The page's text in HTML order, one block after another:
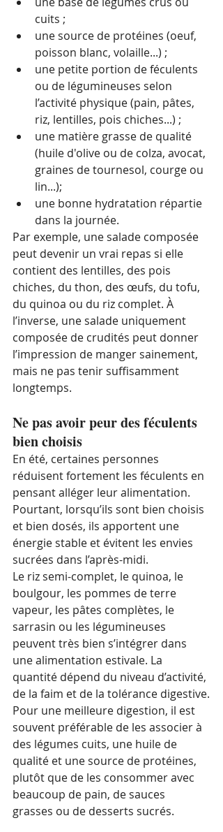
cuits ;
une source de protéines (oeuf,
poisson blanc, volaille...) ;
une petite portion de féculents
ou de légumineuses selon
l’activité physique (pain, pâtes,
riz, lentilles, pois chiches...) ;
une matière grasse de qualité
(huile d'olive ou de colza, avocat,
graines de tournesol, courge ou
lin...);
une bonne hydratation répartie
dans la journée.
Par exemple, une salade composée
peut devenir un vrai repas si elle
contient des lentilles, des pois
chiches, du thon, des œufs, du tofu,
du quinoa ou du riz complet. À
l’inverse, une salade uniquement
composée de crudités peut donner
l’impression de manger sainement,
mais ne pas tenir suffisamment
longtemps.
Ne pas avoir peur des féculents
bien choisis
En été, certaines personnes
réduisent fortement les féculents en
pensant alléger leur alimentation.
Pourtant, lorsqu’ils sont bien choisis
et bien dosés, ils apportent une
énergie stable et évitent les envies
sucrées dans l’après-midi.
Le riz semi-complet, le quinoa, le
boulgour, les pommes de terre
vapeur, les pâtes complètes, le
sarrasin ou les légumineuses
peuvent très bien s’intégrer dans
une alimentation estivale. La
quantité dépend du niveau d’activité,
de la faim et de la tolérance digestive.
Pour une meilleure digestion, il est
souvent préférable de les associer à
des légumes cuits, une huile de
qualité et une source de protéines,
plutôt que de les consommer avec
beaucoup de pain, de sauces
grasses ou de desserts sucrés.